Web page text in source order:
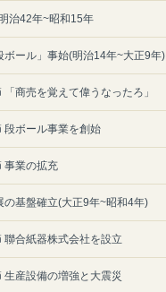
治42年~昭和15年
ボール」事始(明治14年~大正9年)
「商売を覚えて偉うなったろ」
段ボール事業を創始
事業の拡充
の基盤確立(大正9年~昭和4年)
聯合紙器株式会社を設立
生産設備の増強と大震災